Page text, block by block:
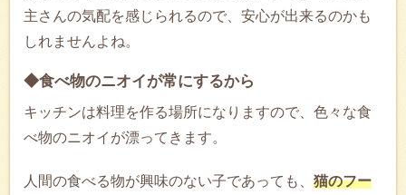
主さんの気配を感じられるので、安心が出来るのかも
しれませんよね。
◆食べ物のニオイが常にするから
キッチンは料理を作る場所になりますので、色々な食
べ物のニオイが漂ってきます。
人間の食べる物が興味のない子であっても、 猫のフー